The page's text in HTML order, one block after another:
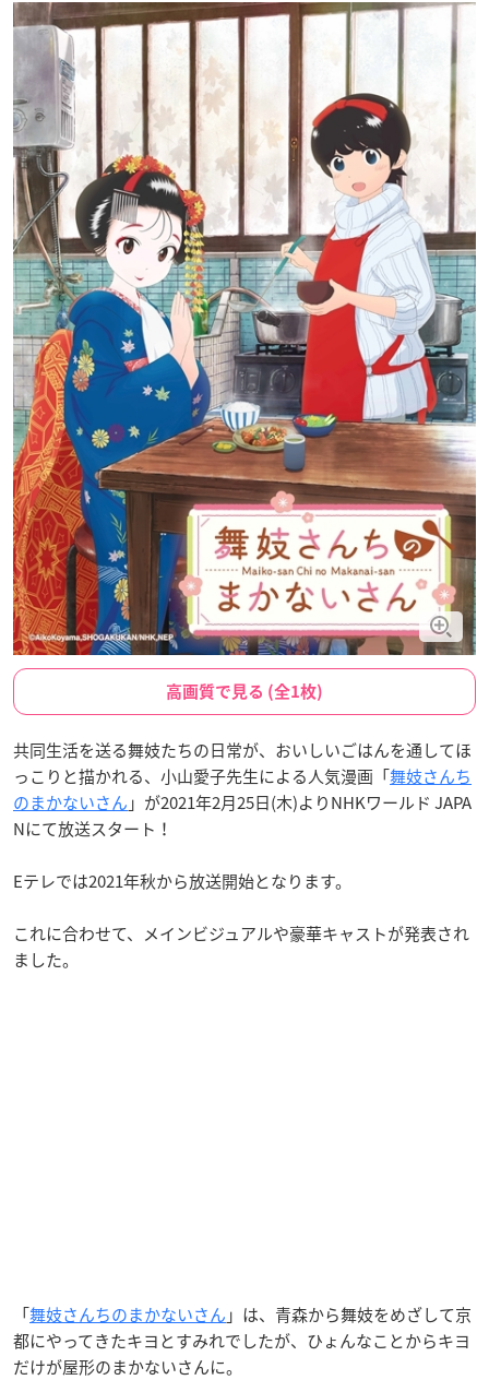
高画質で見る (全1枚)
共同生活を送る舞妓たちの日常が、おいしいごはんを通してほ
っこりと描かれる、小山愛子先生による人気漫画「舞妓さんち
のまかないさん 」が2021年2月25日(木)よりNHKワールド JAPA
Nにて放送スタート！
Eテレでは2021年秋から放送開始となります。
これに合わせて、メインビジュアルや豪華キャストが発表され
ました。
「舞妓さんちのまかないさん 」は、青森から舞妓をめざして京
都にやってきたキヨとすみれでしたが、ひょんなことからキヨ
だけが屋形のまかないさんに。